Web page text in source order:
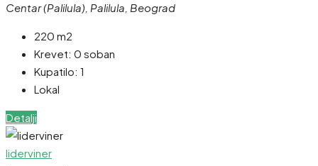
Centar (Palilula), Palilula, Beograd
220 m2
Krevet: 0 soban
Kupatilo: 1
Lokal
Detalji
liderviner